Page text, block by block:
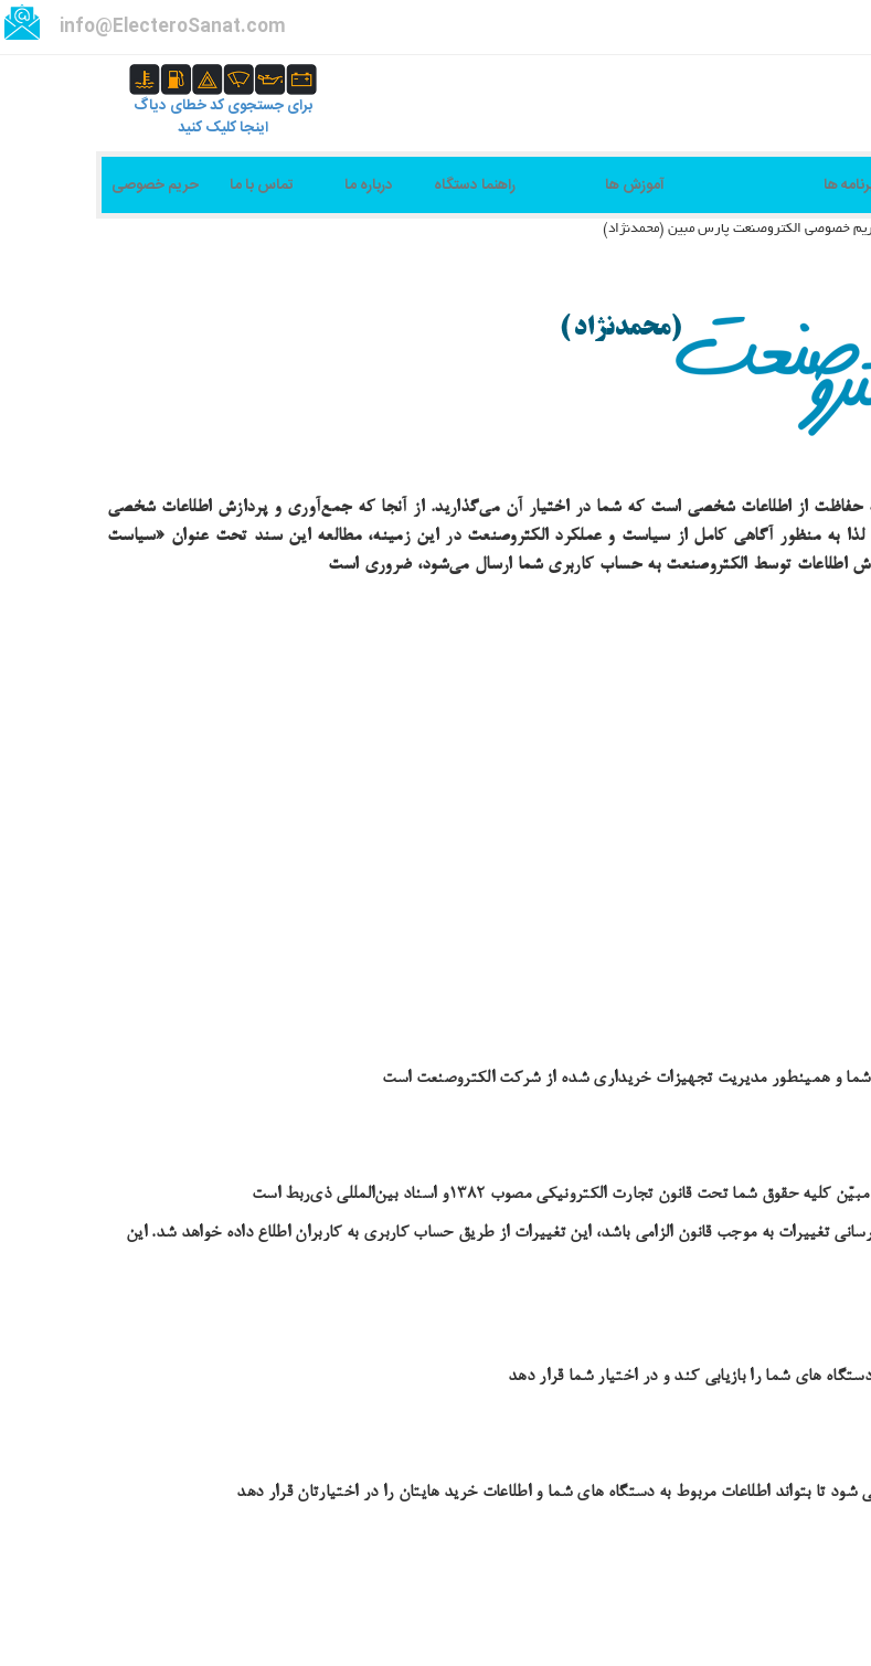
info@ElecteroSanat.com
برای جستجوی کد خطای دیاگ
اینجا کلیک کنید
ها آموزش ها راهنما دستگاه درباره ما تماس با ما حریم خصوصی
خصوصی الکتروصنعت پارس مبین (محمدنژاد)
حفاظت از اطلاعات شخصی است که شما در اختیار آن می‌گذارید. از آنجا که جمع‌آوری و پردازش اطلاعات شخصی
به منظور آگاهی کامل از سیاست و عملکرد الکتروصنعت در این زمینه، مطالعه این سند تحت عنوان «سیاست
توسط الکتروصنعت به حساب کاربری شما ارسال می‌شود، ضروری است
شما و همینطور مدیریت تجهیزات خریداری شده از شرکت الکتروصنعت است
قانون تجارت الکترونیکی مصوب ۱۳۸۲و اسناد بین‌المللی ذی‌ربط است
به موجب قانون الزامی باشد، این تغییرات از طریق حساب کاربری به کاربران اطلاع داده خواهد شد. این
های شما را بازیابی کند و در اختیار شما قرار دهد
تا بتواند اطلاعات مربوط به دستگاه های شما و اطلاعات خرید هایتان را در اختیارتان قرار دهد